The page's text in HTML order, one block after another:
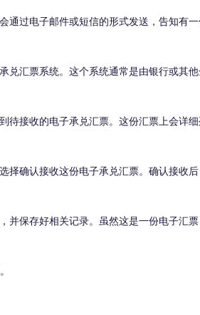
过电子邮件或短信的形式发送，告知有
汇票系统。这个系统通常是由银行或其
接收的电子承兑汇票。这份汇票上会详细
确认接收这份电子承兑汇票。确认接收
保存好相关记录。虽然这是一份电子汇